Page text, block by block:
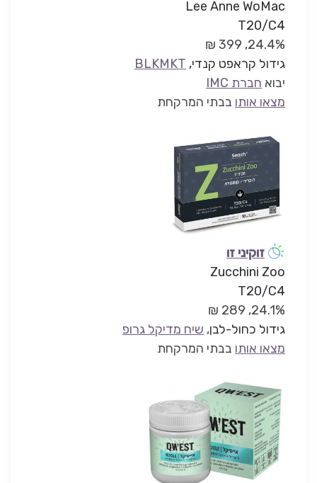
Lee Anne WoMac
T20/C4
24.4%, 399 ₪
גידול קראפט קנדי, BLKMKT
יבוא חברת IMC
מצאו אותו בבתי המרקחת
זוקיני זו
Zucchini Zoo
T20/C4
24.1%, 289 ₪
גידול כחול-לבן, שיח מדיקל גרופ
מצאו אותו בבתי המרקחת